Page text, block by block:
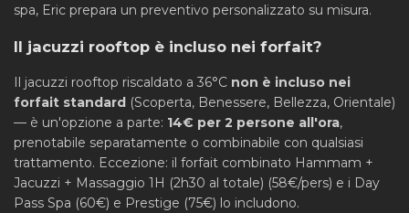
spa, Eric prepara un preventivo personalizzato su misura.
Il jacuzzi rooftop è incluso nei forfait?
Il jacuzzi rooftop riscaldato a 36°C non è incluso nei
forfait standard (Scoperta, Benessere, Bellezza, Orientale)
— è un'opzione a parte: 14€ per 2 persone all'ora,
prenotabile separatamente o combinabile con qualsiasi
trattamento. Eccezione: il forfait combinato Hammam +
Jacuzzi + Massaggio 1H (2h30 al totale) (58€/pers) e i Day
Pass Spa (60€) e Prestige (75€) lo includono.